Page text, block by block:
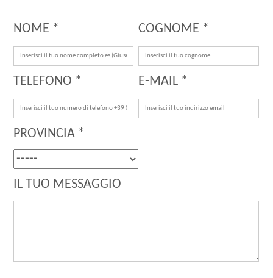
NOME * COGNOME *
TELEFONO * E-MAIL *
PROVINCIA *
IL TUO MESSAGGIO